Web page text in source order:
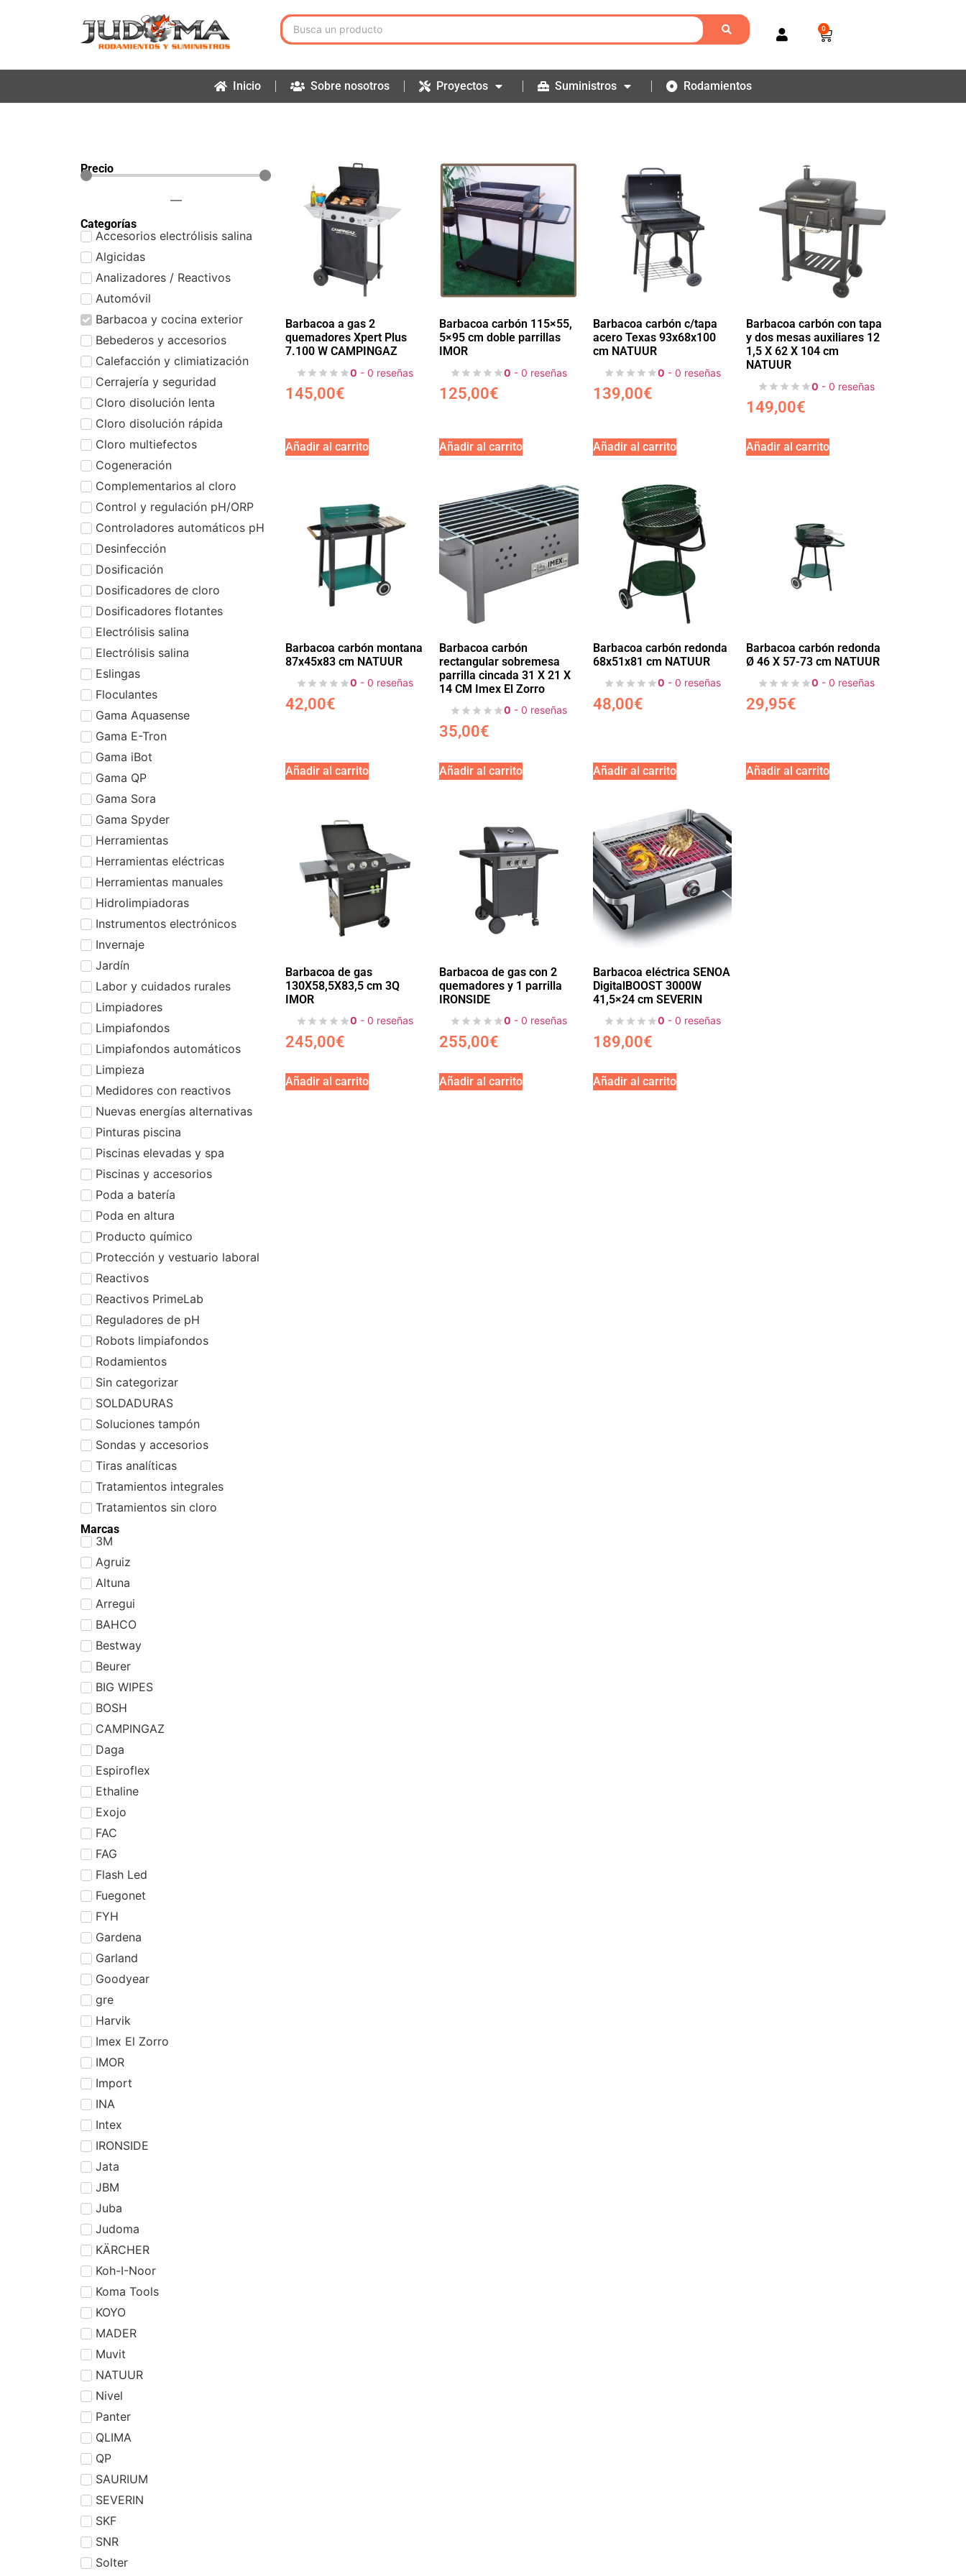
0
Inicio Sobre nosotros Proyectos Suministros Rodamientos
Precio
—
Categorías
Accesorios electrólisis salina
Algicidas
Analizadores / Reactivos
Automóvil
Barbacoa y cocina exterior
Bebederos y accesorios
Calefacción y climiatización
Cerrajería y seguridad
Cloro disolución lenta
Cloro disolución rápida
Cloro multiefectos
Cogeneración
Complementarios al cloro
Control y regulación pH/ORP
Controladores automáticos pH
Desinfección
Dosificación
Dosificadores de cloro
Dosificadores flotantes
Electrólisis salina
Electrólisis salina
Eslingas
Floculantes
Gama Aquasense
Gama E-Tron
Gama iBot
Gama QP
Gama Sora
Gama Spyder
Herramientas
Herramientas eléctricas
Herramientas manuales
Hidrolimpiadoras
Instrumentos electrónicos
Invernaje
Jardín
Labor y cuidados rurales
Limpiadores
Limpiafondos
Limpiafondos automáticos
Limpieza
Medidores con reactivos
Nuevas energías alternativas
Pinturas piscina
Piscinas elevadas y spa
Piscinas y accesorios
Poda a batería
Poda en altura
Producto químico
Protección y vestuario laboral
Reactivos
Reactivos PrimeLab
Reguladores de pH
Robots limpiafondos
Rodamientos
Sin categorizar
SOLDADURAS
Soluciones tampón
Sondas y accesorios
Tiras analíticas
Tratamientos integrales
Tratamientos sin cloro
Marcas
3M
Agruiz
Altuna
Arregui
BAHCO
Bestway
Beurer
BIG WIPES
BOSH
CAMPINGAZ
Daga
Espiroflex
Ethaline
Exojo
FAC
FAG
Flash Led
Fuegonet
FYH
Gardena
Garland
Goodyear
gre
Harvik
Imex El Zorro
IMOR
Import
INA
Intex
IRONSIDE
Jata
JBM
Juba
Judoma
KÄRCHER
Koh-I-Noor
Koma Tools
KOYO
MADER
Muvit
NATUUR
Nivel
Panter
QLIMA
QP
SAURIUM
SEVERIN
SKF
SNR
Solter
Barbacoa a gas 2
quemadores Xpert Plus
7.100 W CAMPINGAZ
0 - 0 reseñas
145,00€
Añadir al carrito
Barbacoa carbón 115×55,
5×95 cm doble parrillas
IMOR
0 - 0 reseñas
125,00€
Añadir al carrito
Barbacoa carbón c/tapa
acero Texas 93x68x100
cm NATUUR
0 - 0 reseñas
139,00€
Añadir al carrito
Barbacoa carbón con tapa
y dos mesas auxiliares 12
1,5 X 62 X 104 cm
NATUUR
0 - 0 reseñas
149,00€
Añadir al carrito
Barbacoa carbón montana
87x45x83 cm NATUUR
0 - 0 reseñas
42,00€
Añadir al carrito
Barbacoa carbón
rectangular sobremesa
parrilla cincada 31 X 21 X
14 CM Imex El Zorro
0 - 0 reseñas
35,00€
Añadir al carrito
Barbacoa carbón redonda
68x51x81 cm NATUUR
0 - 0 reseñas
48,00€
Añadir al carrito
Barbacoa carbón redonda
Ø 46 X 57-73 cm NATUUR
0 - 0 reseñas
29,95€
Añadir al carrito
Barbacoa de gas
130X58,5X83,5 cm 3Q
IMOR
0 - 0 reseñas
245,00€
Añadir al carrito
Barbacoa de gas con 2
quemadores y 1 parrilla
IRONSIDE
0 - 0 reseñas
255,00€
Añadir al carrito
Barbacoa eléctrica SENOA
DigitalBOOST 3000W
41,5×24 cm SEVERIN
0 - 0 reseñas
189,00€
Añadir al carrito